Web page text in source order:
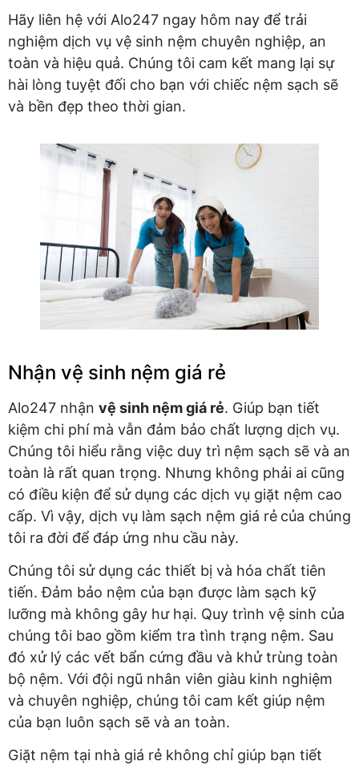
Hãy liên hệ với Alo247 ngay hôm nay để trải
nghiệm dịch vụ vệ sinh nệm chuyên nghiệp, an
toàn và hiệu quả. Chúng tôi cam kết mang lại sự
hài lòng tuyệt đối cho bạn với chiếc nệm sạch sẽ
và bền đẹp theo thời gian.
Nhận vệ sinh nệm giá rẻ
Alo247 nhận vệ sinh nệm giá rẻ. Giúp bạn tiết
kiệm chi phí mà vẫn đảm bảo chất lượng dịch vụ.
Chúng tôi hiểu rằng việc duy trì nệm sạch sẽ và an
toàn là rất quan trọng. Nhưng không phải ai cũng
có điều kiện để sử dụng các dịch vụ giặt nệm cao
cấp. Vì vậy, dịch vụ làm sạch nệm giá rẻ của chúng
tôi ra đời để đáp ứng nhu cầu này.
Chúng tôi sử dụng các thiết bị và hóa chất tiên
tiến. Đảm bảo nệm của bạn được làm sạch kỹ
lưỡng mà không gây hư hại. Quy trình vệ sinh của
chúng tôi bao gồm kiểm tra tình trạng nệm. Sau
đó xử lý các vết bẩn cứng đầu và khử trùng toàn
bộ nệm. Với đội ngũ nhân viên giàu kinh nghiệm
và chuyên nghiệp, chúng tôi cam kết giúp nệm
của bạn luôn sạch sẽ và an toàn.
Giặt nệm tại nhà giá rẻ không chỉ giúp bạn tiết